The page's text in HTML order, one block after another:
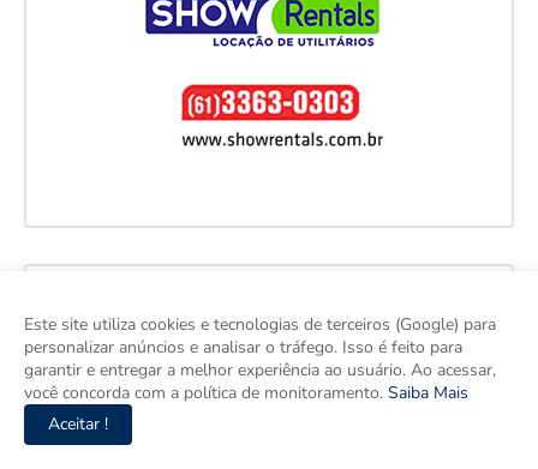
Este site utiliza cookies e tecnologias de terceiros (Google) para
personalizar anúncios e analisar o tráfego. Isso é feito para
garantir e entregar a melhor experiência ao usuário. Ao acessar,
você concorda com a política de monitoramento. Saiba Mais
Aceitar !